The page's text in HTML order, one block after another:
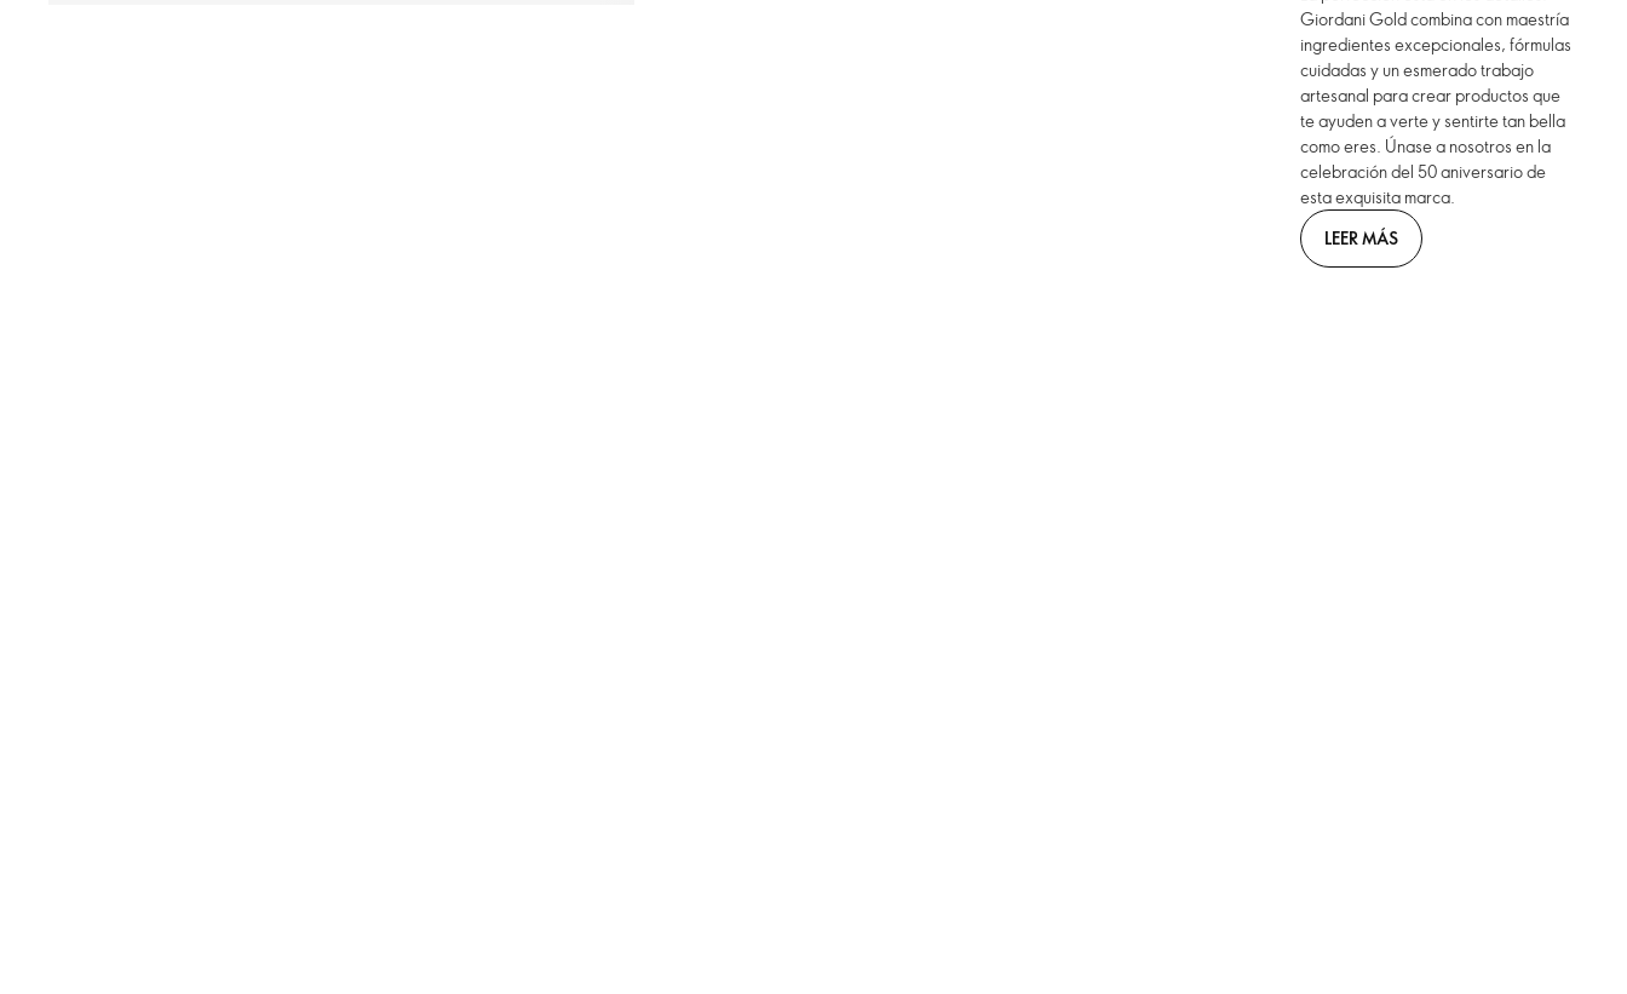
Giordani Gold combina con maestría
ingredientes excepcionales, fórmulas
cuidadas y un esmerado trabajo
artesanal para crear productos que
te ayuden a verte y sentirte tan bella
como eres. Únase a nosotros en la
celebración del 50 aniversario de
esta exquisita marca.
LEER MÁS